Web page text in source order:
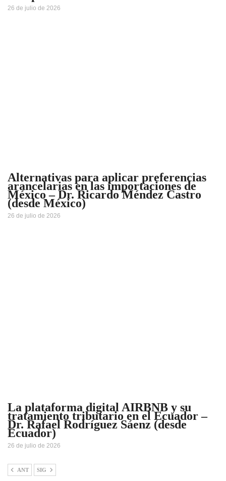
26 de julio de 2026
Alternativas para aplicar preferencias
arancelarias en las importaciones de
México – Dr. Ricardo Méndez Castro
(desde México)
26 de julio de 2026
La plataforma digital AIRBNB y su
tratamiento tributario en el Ecuador –
Dr. Rafael Rodríguez Sáenz (desde
Ecuador)
26 de julio de 2026
ANT SIG